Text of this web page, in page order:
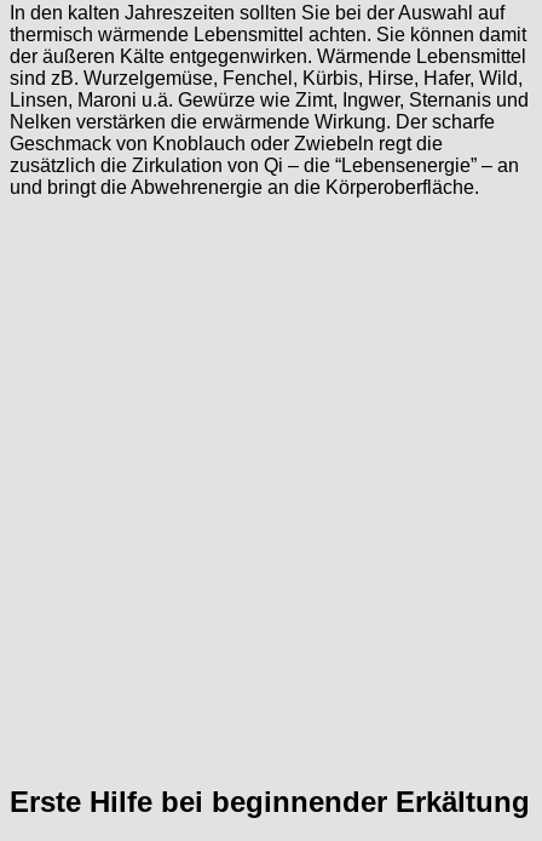
In den kalten Jahreszeiten sollten Sie bei der Auswahl auf
thermisch wärmende Lebensmittel achten. Sie können damit
der äußeren Kälte entgegenwirken. Wärmende Lebensmittel
sind zB. Wurzelgemüse, Fenchel, Kürbis, Hirse, Hafer, Wild,
Linsen, Maroni u.ä. Gewürze wie Zimt, Ingwer, Sternanis und
Nelken verstärken die erwärmende Wirkung. Der scharfe
Geschmack von Knoblauch oder Zwiebeln regt die
zusätzlich die Zirkulation von Qi – die “Lebensenergie” – an
und bringt die Abwehrenergie an die Körperoberfläche.
Erste Hilfe bei beginnender Erkältung